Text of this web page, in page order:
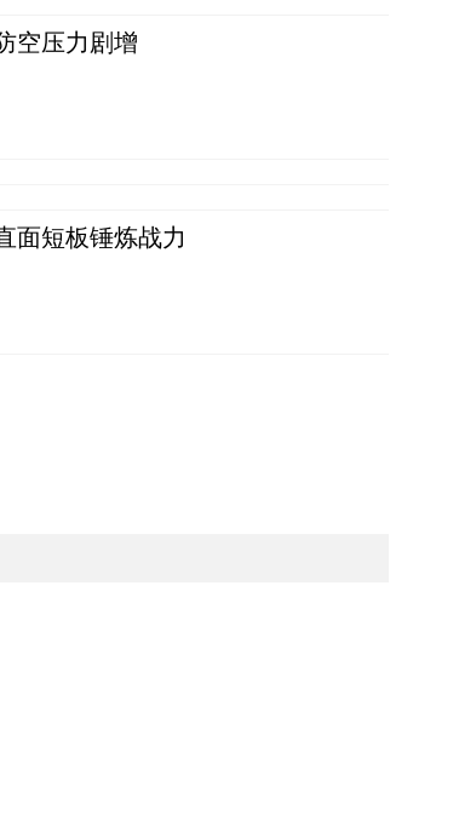
空压力剧增
面短板锤炼战力